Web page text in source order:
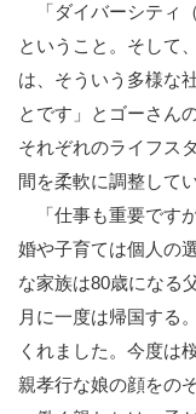
「ダイバーシティ
ということ。そして
は、そういう多様な
とです」とゴーさん
それぞれのライフス
間を柔軟に調整してい
「仕事も重要です
婚や子育ては個人の
な家族は80歳になる
月に一度は帰国する
くれました。今度は
親孝行な娘の顔をの